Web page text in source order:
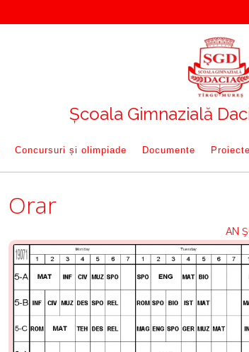
Școala Gimnazială
Concursuri și olimpiade Documente Proiecte
Orar
AN